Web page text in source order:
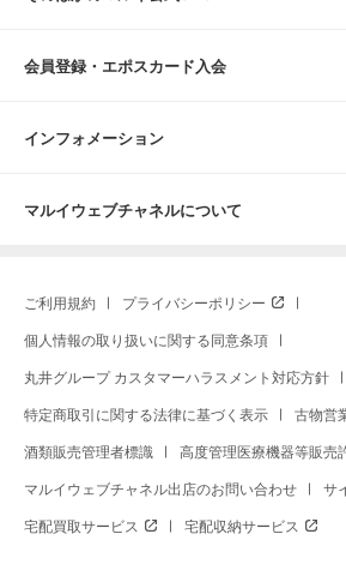
会員登録・エポスカード入会
インフォメーション
マルイウェブチャネルについて
ご利用規約 プライバシーポリシー
個人情報の取り扱いに関する同意条項
丸井グループ カスタマーハラスメント対応方針
特定商取引に関する法律に基づく表示 古物営
酒類販売管理者標識 高度管理医療機器等販売
マルイウェブチャネル出店のお問い合わせ サ
宅配買取サービス 宅配収納サービス